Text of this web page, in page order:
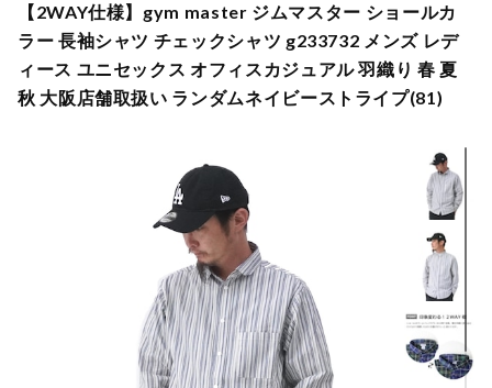
【2WAY仕様】gym master ジムマスター ショールカ
ラー 長袖シャツ チェックシャツ g233732 メンズ レデ
ィース ユニセックス オフィスカジュアル 羽織り 春 夏
秋 大阪店舗取扱い ランダムネイビーストライプ(81)